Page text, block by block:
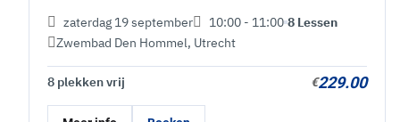
zaterdag 19 september
10:00 - 11:00 8 Lessen
Zwembad Den Hommel, Utrecht
8 plekken vrij €229.00